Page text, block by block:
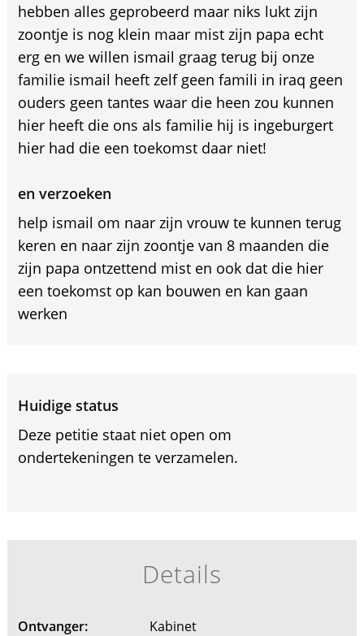
hebben alles geprobeerd maar niks lukt zijn
zoontje is nog klein maar mist zijn papa echt
erg en we willen ismail graag terug bij onze
familie ismail heeft zelf geen famili in iraq geen
ouders geen tantes waar die heen zou kunnen
hier heeft die ons als familie hij is ingeburgert
hier had die een toekomst daar niet!
en verzoeken
help ismail om naar zijn vrouw te kunnen terug
keren en naar zijn zoontje van 8 maanden die
zijn papa ontzettend mist en ook dat die hier
een toekomst op kan bouwen en kan gaan
werken
Huidige status
Deze petitie staat niet open om
ondertekeningen te verzamelen.
Details
Ontvanger:
Kabinet